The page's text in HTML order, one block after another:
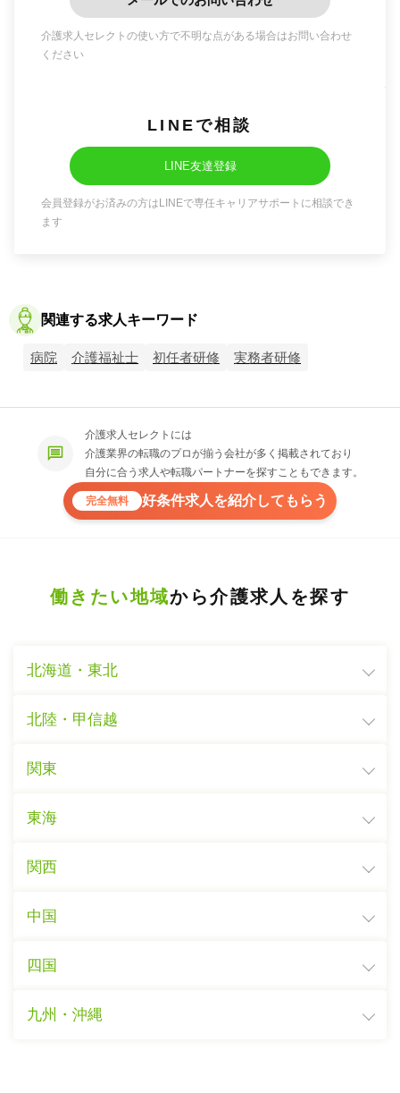
介護求人セレクトの使い方で不明な点がある場合はお問い合わせ
ください
LINEで相談
LINE友達登録
会員登録がお済みの方はLINEで専任キャリアサポートに相談でき
ます
関連する求人キーワード
病院 介護福祉士 初任者研修 実務者研修
介護求人セレクトには
介護業界の転職のプロが揃う会社が多く掲載されており
自分に合う求人や転職パートナーを探すこともできます。
完全無料 好条件求人を紹介してもらう
働きたい地域から介護求人を探す
北海道・東北
北陸・甲信越
関東
東海
関西
中国
四国
九州・沖縄